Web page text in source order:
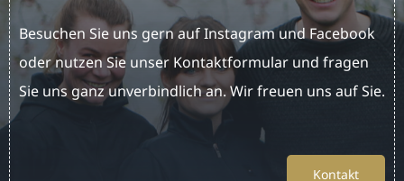
Besuchen Sie uns gern auf Instagram und Facebook
oder nutzen Sie unser Kontaktformular und fragen
Sie uns ganz unverbindlich an. Wir freuen uns auf Sie.
Kontakt